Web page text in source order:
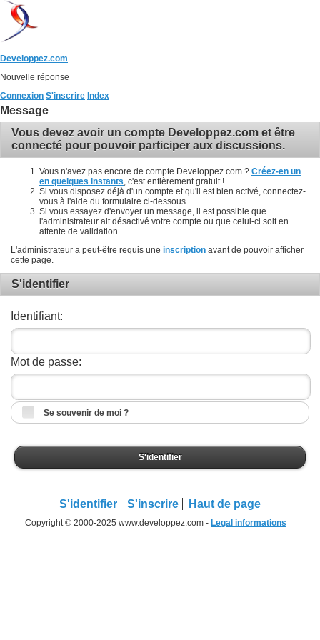
Developpez.com
Nouvelle réponse
Connexion S'inscrire Index
Message
Vous devez avoir un compte Developpez.com et être
connecté pour pouvoir participer aux discussions.
Vous n'avez pas encore de compte Developpez.com ? Créez-en un
en quelques instants , c'est entièrement gratuit !
Si vous disposez déjà d'un compte et qu'il est bien activé, connectez-
vous à l'aide du formulaire ci-dessous.
Si vous essayez d'envoyer un message, il est possible que
l'administrateur ait désactivé votre compte ou que celui-ci soit en
attente de validation.
L'administrateur a peut-être requis une inscription avant de pouvoir afficher
cette page.
S'identifier
Identifiant:
Mot de passe:
Se souvenir de moi ?
S'identifier
S'identifier S'inscrire Haut de page
Copyright © 2000-2025 www.developpez.com - Legal informations